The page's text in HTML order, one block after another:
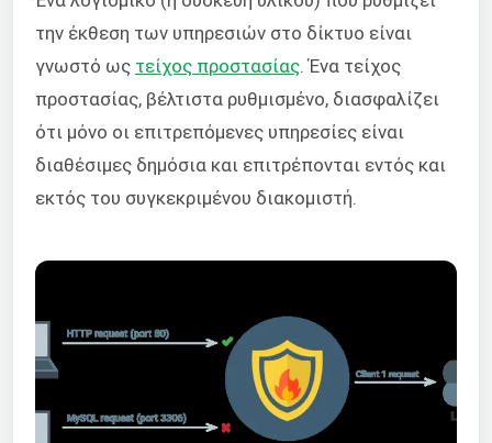
την έκθεση των υπηρεσιών στο δίκτυο είναι
γνωστό ως τείχος προστασίας. Ένα τείχος
προστασίας, βέλτιστα ρυθμισμένο, διασφαλίζει
ότι μόνο οι επιτρεπόμενες υπηρεσίες είναι
διαθέσιμες δημόσια και επιτρέπονται εντός και
εκτός του συγκεκριμένου διακομιστή.